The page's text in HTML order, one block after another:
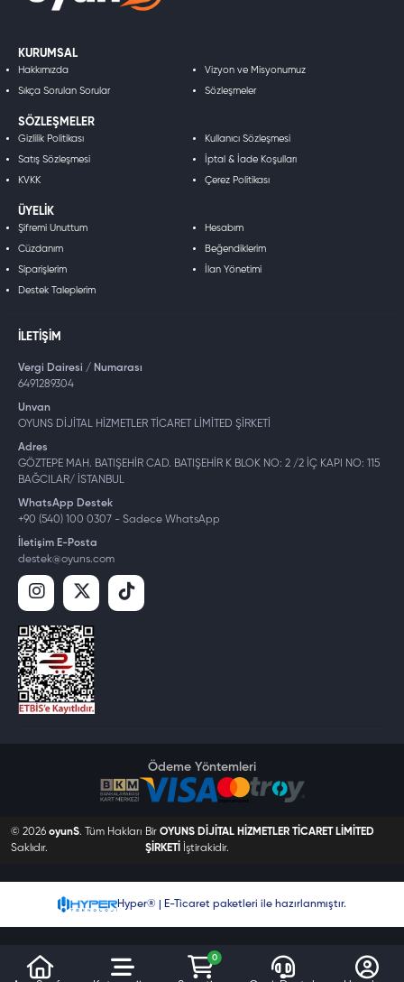
0
KURUMSAL
Hakkımızda Vizyon ve Misyonumuz
Sıkça Sorulan Sorular Sözleşmeler
SÖZLEŞMELER
Gizlilik Politikası Kullanıcı Sözleşmesi
Satış Sözleşmesi İptal & İade Koşulları
KVKK Çerez Politikası
ÜYELIK
Şifremi Unuttum Hesabım
Cüzdanım Beğendiklerim
Siparişlerim İlan Yönetimi
Destek Taleplerim
İLETIŞIM
Vergi Dairesi / Numarası
6491289304
Unvan
OYUNS DİJİTAL HİZMETLER TİCARET LİMİTED ŞİRKETİ
Adres
GÖZTEPE MAH. BATIŞEHİR CAD. BATIŞEHİR K BLOK NO: 2 /2 İÇ KAPI NO: 115
BAĞCILAR/ İSTANBUL
WhatsApp Destek
+90 (540) 100 0307 - Sadece WhatsApp
İletişim E-Posta
destek@oyuns.com
Ödeme Yöntemleri
© 2026 oyunS. Tüm Hakları
Saklıdır.
Bir OYUNS DİJİTAL HİZMETLER TİCARET LİMİTED
ŞİRKETİ
İştirakidir.
Hyper® | E-Ticaret paketleri ile hazırlanmıştır.